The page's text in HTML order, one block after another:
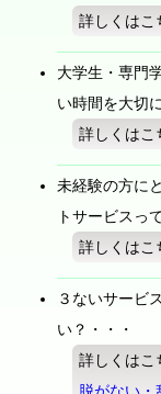
詳しくは
大学生・専門
い時間を大切
詳しくは
未経験の方に
トサービスっ
詳しくは
３ないサービ
い？・・・
詳しくは